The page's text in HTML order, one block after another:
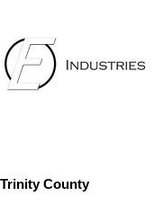
Trinity County